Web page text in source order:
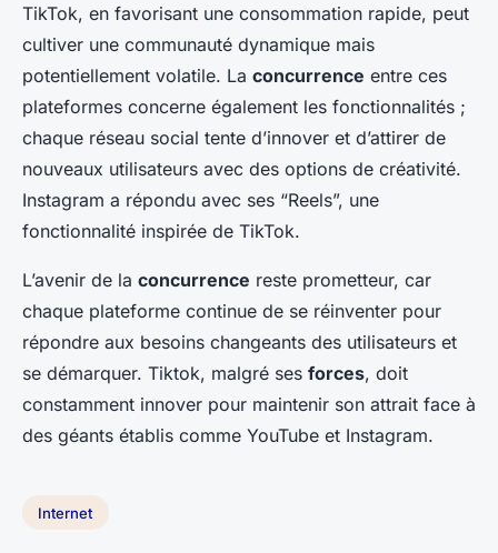
TikTok, en favorisant une consommation rapide, peut
cultiver une communauté dynamique mais
potentiellement volatile. La concurrence entre ces
plateformes concerne également les fonctionnalités ;
chaque réseau social tente d’innover et d’attirer de
nouveaux utilisateurs avec des options de créativité.
Instagram a répondu avec ses “Reels”, une
fonctionnalité inspirée de TikTok.
L’avenir de la concurrence reste prometteur, car
chaque plateforme continue de se réinventer pour
répondre aux besoins changeants des utilisateurs et
se démarquer. Tiktok, malgré ses forces, doit
constamment innover pour maintenir son attrait face à
des géants établis comme YouTube et Instagram.
Internet